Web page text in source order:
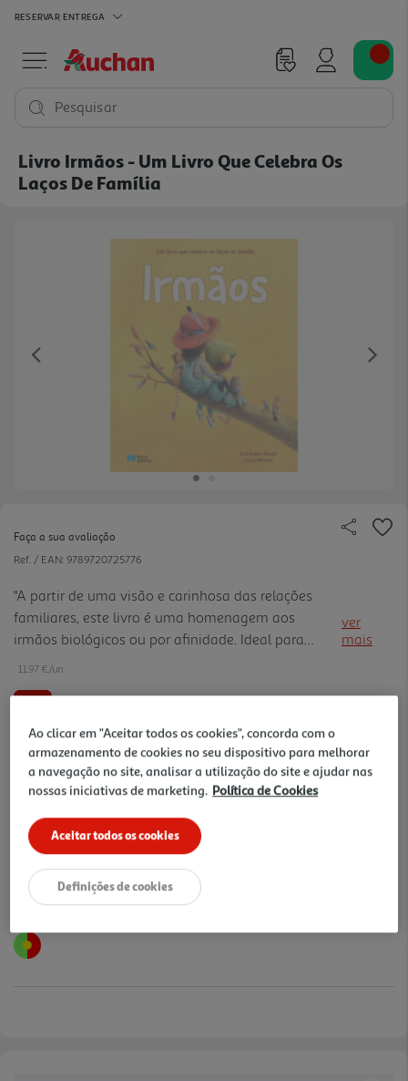
RESERVAR ENTREGA
Pesquisar
Livro Irmãos - Um Livro Que Celebra Os
Laços De Família
Previous
Faça a sua avaliação
Ref. / EAN: 9789720725776
"A partir de uma visão e carinhosa das relações
familiares, este livro é uma homenagem aos
irmãos biológicos ou por afinidade. Ideal para
leitura partilhada em família."
ver
mais
11.97 €/un
13,30 €PVP de editor
11,97 €
Notas de preparação
Ao clicar em "Aceitar todos os cookies", concorda com o
armazenamento de cookies no seu dispositivo para melhorar
a navegação no site, analisar a utilização do site e ajudar nas
nossas iniciativas de marketing. Política de Cookies
Aceitar todos os cookies
Definições de cookies